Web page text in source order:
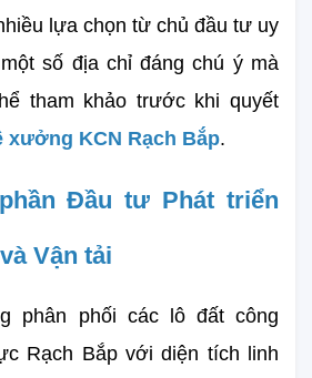
lựa chọn từ chủ đầu tư uy
số địa chỉ đáng chú ý mà
tham khảo trước khi quyết
xưởng KCN Rạch Bắp.
Đầu tư Phát triển
Vận tải
phân phối các lô đất công
Rạch Bắp với diện tích linh